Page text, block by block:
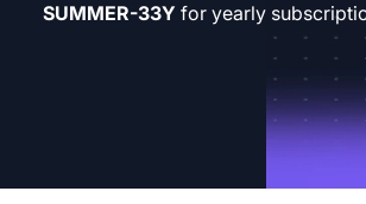
SUMMER-33Y for yearly